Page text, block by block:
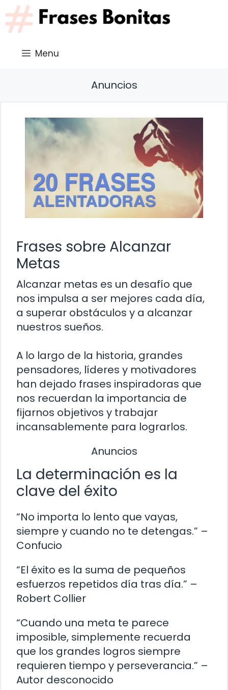
Saltar
al
contenido
Menu
Anuncios
Frases sobre Alcanzar
Metas
Alcanzar metas es un desafío que
nos impulsa a ser mejores cada día,
a superar obstáculos y a alcanzar
nuestros sueños.
A lo largo de la historia, grandes
pensadores, líderes y motivadores
han dejado frases inspiradoras que
nos recuerdan la importancia de
fijarnos objetivos y trabajar
incansablemente para lograrlos.
Anuncios
La determinación es la
clave del éxito
“No importa lo lento que vayas,
siempre y cuando no te detengas.” –
Confucio
“El éxito es la suma de pequeños
esfuerzos repetidos día tras día.” –
Robert Collier
“Cuando una meta te parece
imposible, simplemente recuerda
que los grandes logros siempre
requieren tiempo y perseverancia.” –
Autor desconocido